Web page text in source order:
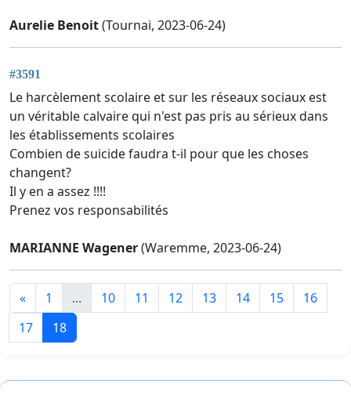
Aurelie Benoit(Tournai, 2023-06-24)
#3591
Le harcèlement scolaire et sur les réseaux sociaux est
un véritable calvaire qui n'est pas pris au sérieux dans
les établissements scolaires
Combien de suicide faudra t-il pour que les choses
changent?
Il y en a assez !!!!
Prenez vos responsabilités
MARIANNE Wagener(Waremme, 2023-06-24)
« 1 ... 10 11 12 13 14 15
16
17
18